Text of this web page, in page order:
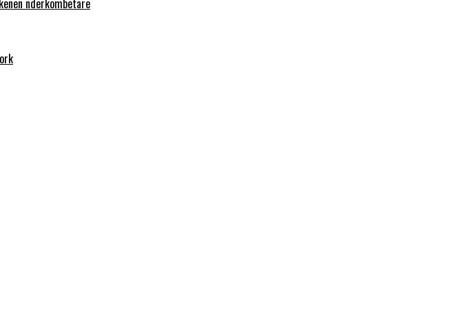
ndërkombëtare